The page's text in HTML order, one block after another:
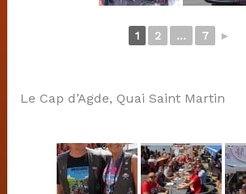
1 2 ... 7 ►
Le Cap d’Agde, Quai Saint Martin